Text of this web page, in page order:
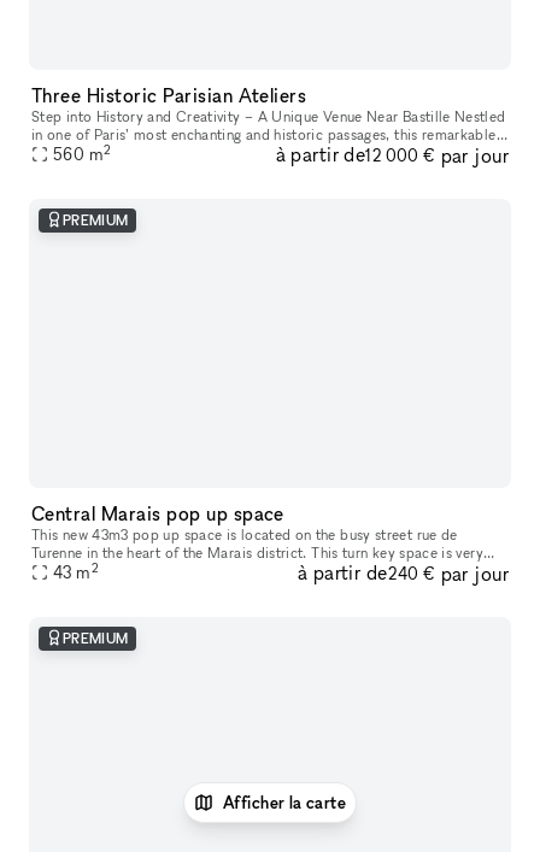
Three Historic Parisian Ateliers
Step into History and Creativity – A Unique Venue Near Bastille Nestled
in one of Paris’ most enchanting and historic passages, this remarkable
venue offers a one-of-a-kind experience. Housed in a f
560 m2 à partir de12 000 € par jour
PREMIUM
Central Marais pop up space
This new 43m3 pop up space is located on the busy street rue de
Turenne in the heart of the Marais district. This turn key space is very
close to many fashion labels - an entirely customisable wall m
43 m2 à partir de240 € par jour
PREMIUM
Afficher la carte